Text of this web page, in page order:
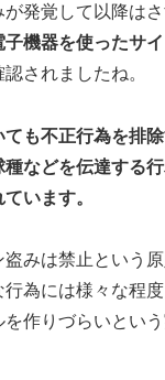
発覚して以降は
子機器を使ったサ
されましたね。
も不正行為を排除
などを伝達する
います。
みは禁止という
為には様々な程
作りづらいとい